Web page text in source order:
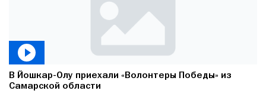
В Йошкар-Олу приехали «Волонтеры Победы» из
Самарской области